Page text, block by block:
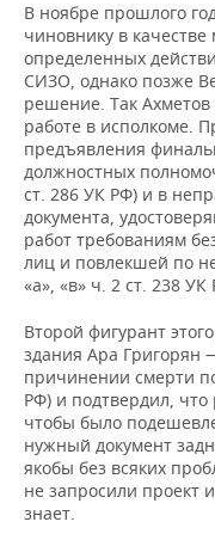
В ноябре прошлого
чиновнику в
определенных
СИЗО, однако позже
решение. Так Ахметов
работе в исполкоме.
предъявления
должностных
ст. 286 УК РФ) и в
документа,
работ требованиям
лиц и повлекшей по
«а», «в» ч. 2 ст. 238 УК
Второй фигурант
здания Ара Григорян
причинении смерти
РФ) и подтвердил, что
чтобы было
нужный документ
якобы без всяких
не запросили проект
знает.